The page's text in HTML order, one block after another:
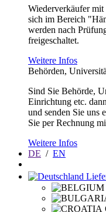
Wiederverkäufer
sich im Bereich
werden nach
freigeschaltet.
Weitere Infos
Behörden,
Sind Sie Behörde,
Einrichtung etc.
und senden Sie uns
Sie per Rechnung
Weitere Infos
DE / EN